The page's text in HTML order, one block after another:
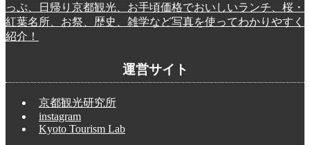
っぷ、日帰り京都観光、お手頃価格でおいしいランチ、桜・
紅葉名所、お祭、歴史、雑学など写真を使ってわかりやすく
紹介！
運営サイト
京都観光研究所
instagram
Kyoto Tourism Lab